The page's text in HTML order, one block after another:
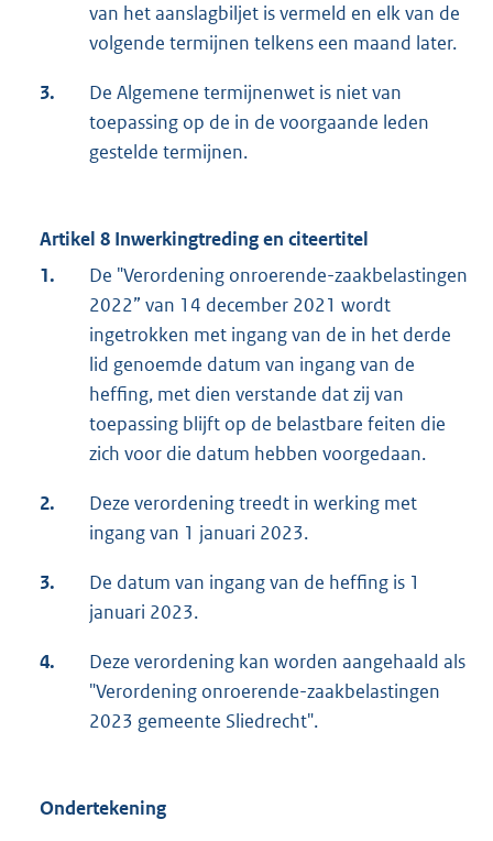
van het aanslagbiljet is vermeld en elk van de
volgende termijnen telkens een maand later.
3.
De Algemene termijnenwet is niet van
toepassing op de in de voorgaande leden
gestelde termijnen.
Artikel 8 Inwerkingtreding en citeertitel
1.
De "Verordening onroerende-zaakbelastingen
2022” van 14 december 2021 wordt
ingetrokken met ingang van de in het derde
lid genoemde datum van ingang van de
heffing, met dien verstande dat zij van
toepassing blijft op de belastbare feiten die
zich voor die datum hebben voorgedaan.
2.
Deze verordening treedt in werking met
ingang van 1 januari 2023.
3.
De datum van ingang van de heffing is 1
januari 2023.
4.
Deze verordening kan worden aangehaald als
"Verordening onroerende-zaakbelastingen
2023 gemeente Sliedrecht".
Ondertekening